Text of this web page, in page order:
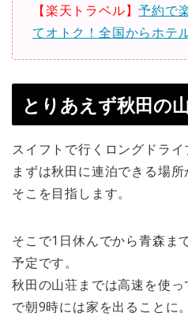
【楽天トラベル】予約で
てオトク！全国からホテ
とりあえず秋田の
スイフトで行くロングドライ
まずは秋田に連泊できる場
そこを目指します。
そこで1日休んでから青森ま
予定です。
秋田の山荘までは高速を使
で朝9時には家を出ることに。